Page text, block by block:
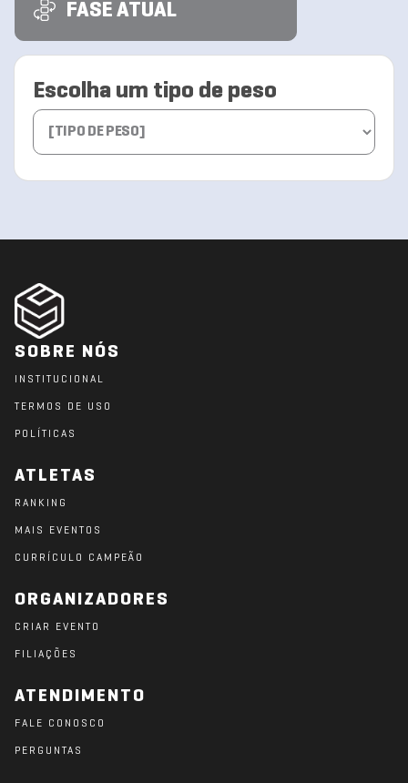
FASE ATUAL
Escolha um tipo de peso
SOBRE NÓS
INSTITUCIONAL
TERMOS DE USO
POLÍTICAS
ATLETAS
RANKING
MAIS EVENTOS
CURRÍCULO CAMPEÃO
ORGANIZADORES
CRIAR EVENTO
FILIAÇÕES
ATENDIMENTO
FALE CONOSCO
PERGUNTAS